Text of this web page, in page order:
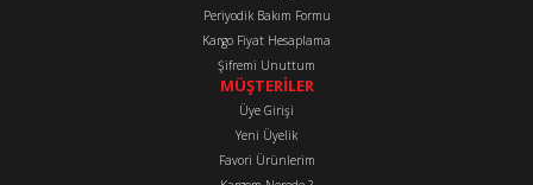
Periyodik Bakım Formu
Kargo Fiyat Hesaplama
Şifremi Unuttum
MÜŞTERİLER
Üye Girişi
Yeni Üyelik
Favori Ürünlerim